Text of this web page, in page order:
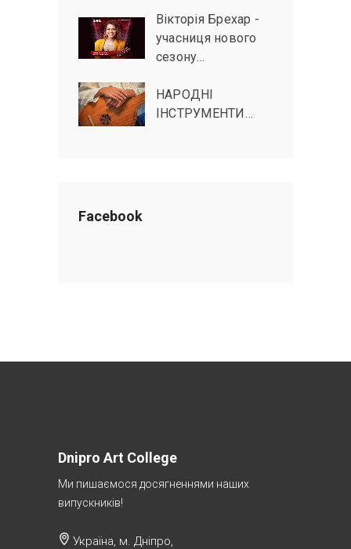
Вікторія Брехар -
учасниця нового
сезону…
НАРОДНІ
ІНСТРУМЕНТИ…
Facebook
Dnipro Art College
Ми пишаємося досягненнями наших
випускників!
Україна, м. Дніпро,